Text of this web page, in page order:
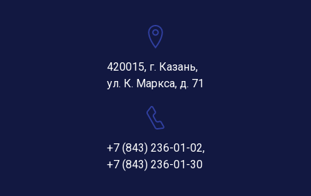
420015, г. Казань,
ул. К. Маркса, д. 71
+7 (843) 236-01-02,
+7 (843) 236-01-30